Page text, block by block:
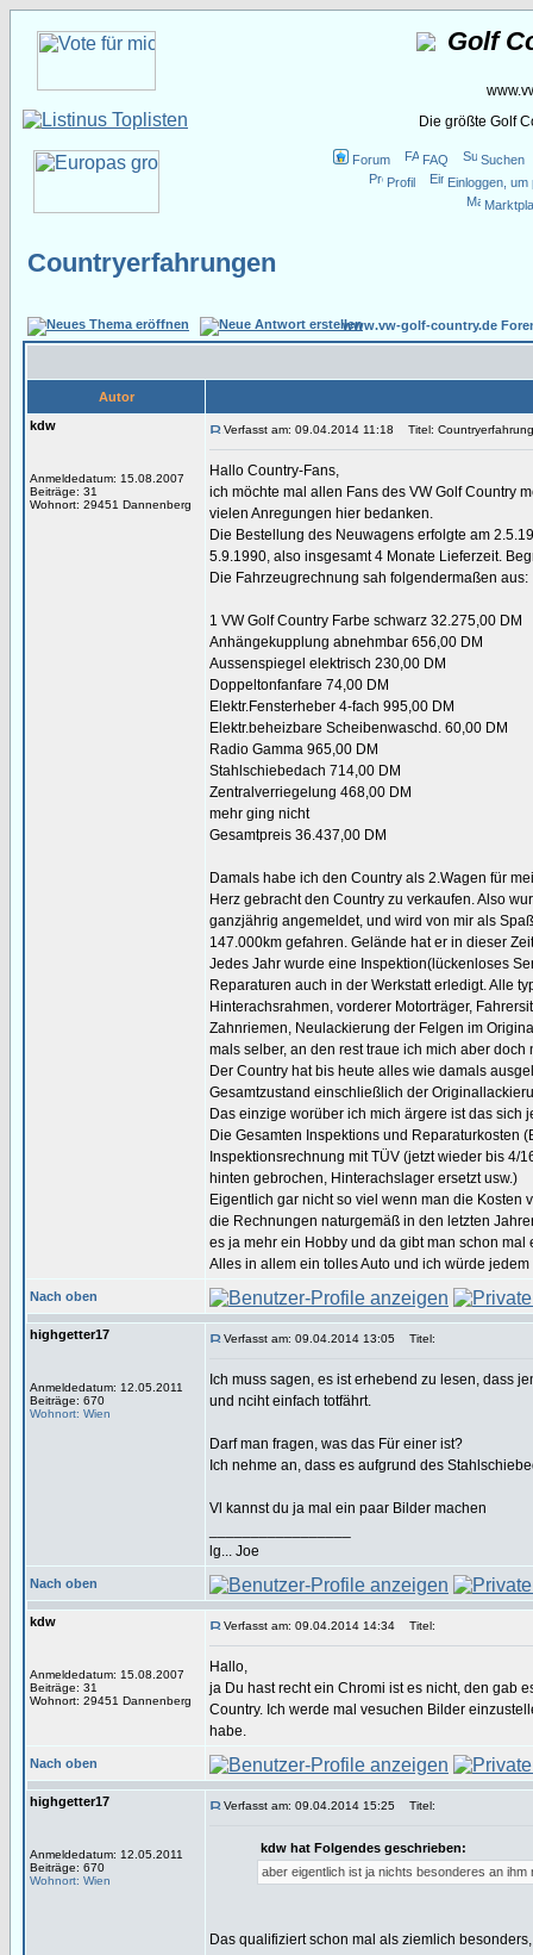
Golf
Die größte Golf
Forum FAQ
Suchen
Profil
Einloggen,
Countryerfahrungen
www.vw-golf-country.de
Autor
kdw
Anmeldedatum: 15.08.2007
Beiträge: 31
Wohnort: 29451 Dannenberg
Verfasst am: 09.04.2014 11:18 Titel:
Hallo Country-Fans,
ich möchte mal allen Fans des VW Golf Country
vielen Anregungen hier bedanken.
Die Bestellung des Neuwagens erfolgte am
5.9.1990, also insgesamt 4 Monate Lieferzeit.
Die Fahrzeugrechnung sah folgendermaßen aus:
1 VW Golf Country Farbe schwarz 32.275,00 DM
Anhängekupplung abnehmbar 656,00 DM
Aussenspiegel elektrisch 230,00 DM
Doppeltonfanfare 74,00 DM
Elektr.Fensterheber 4-fach 995,00 DM
Elektr.beheizbare Scheibenwaschd. 60,00 DM
Radio Gamma 965,00 DM
Stahlschiebedach 714,00 DM
Zentralverriegelung 468,00 DM
mehr ging nicht
Gesamtpreis 36.437,00 DM
Damals habe ich den Country als 2.Wagen für
Herz gebracht den Country zu verkaufen. Also
ganzjährig angemeldet, und wird von mir als
147.000km gefahren. Gelände hat er in dieser
Jedes Jahr wurde eine Inspektion(lückenloses
Reparaturen auch in der Werkstatt erledigt. Alle
Hinterachsrahmen, vorderer Motorträger,
Zahnriemen, Neulackierung der Felgen im
mals selber, an den rest traue ich mich aber doch
Der Country hat bis heute alles wie damals
Gesamtzustand einschließlich der
Das einzige worüber ich mich ärgere ist das
Die Gesamten Inspektions und Reparaturkosten
Inspektionsrechnung mit TÜV (jetzt wieder bis
hinten gebrochen, Hinterachslager ersetzt usw.)
Eigentlich gar nicht so viel wenn man die Kosten
die Rechnungen naturgemäß in den letzten
es ja mehr ein Hobby und da gibt man schon mal
Alles in allem ein tolles Auto und ich würde
Nach oben
highgetter17
Anmeldedatum: 12.05.2011
Beiträge: 670
Wohnort: Wien
Verfasst am: 09.04.2014 13:05 Titel:
Ich muss sagen, es ist erhebend zu lesen, dass
und nciht einfach totfährt.
Darf man fragen, was das Für einer ist?
Ich nehme an, dass es aufgrund des
Vl kannst du ja mal ein paar Bilder machen
lg... Joe
Nach oben
kdw
Anmeldedatum: 15.08.2007
Beiträge: 31
Wohnort: 29451 Dannenberg
Verfasst am: 09.04.2014 14:34 Titel:
Hallo,
ja Du hast recht ein Chromi ist es nicht, den gab
Country. Ich werde mal vesuchen Bilder
habe.
Nach oben
highgetter17
Anmeldedatum: 12.05.2011
Beiträge: 670
Wohnort: Wien
Verfasst am: 09.04.2014 15:25 Titel:
kdw hat Folgendes geschrieben:
aber eigentlich ist ja nichts besonderes an
Das qualifiziert schon mal als ziemlich